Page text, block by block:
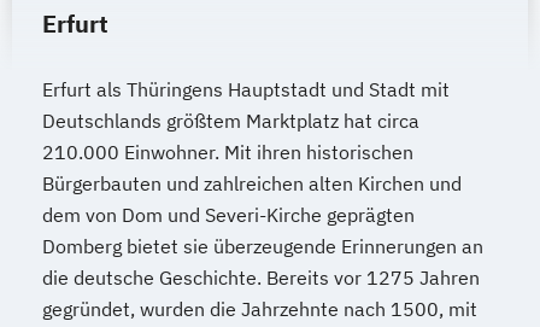
Erfurt
Erfurt als Thüringens Hauptstadt und Stadt mit
Deutschlands größtem Marktplatz hat circa
210.000 Einwohner. Mit ihren historischen
Bürgerbauten und zahlreichen alten Kirchen und
dem von Dom und Severi-Kirche geprägten
Domberg bietet sie überzeugende Erinnerungen an
die deutsche Geschichte. Bereits vor 1275 Jahren
gegründet, wurden die Jahrzehnte nach 1500, mit